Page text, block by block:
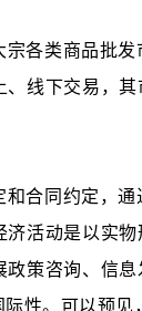
各类商品批
线下交易，
合同约定，
活动是以实
策咨询、信
性。可以预